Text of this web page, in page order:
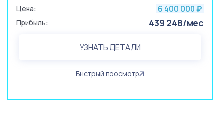
Цена:
6 400 000 ₽
Прибыль: 439 248/мес
УЗНАТЬ ДЕТАЛИ
Быстрый просмотр